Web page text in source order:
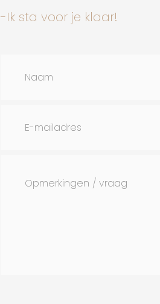
-Ik sta voor je klaar!